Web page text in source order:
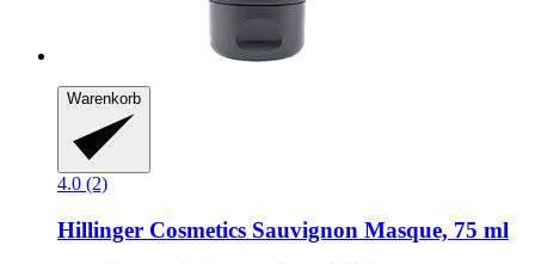
Warenkorb
4.0 (2)
Hillinger Cosmetics Sauvignon Masque, 75 ml